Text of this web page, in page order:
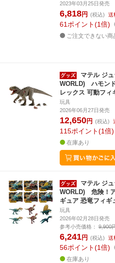
2023年03月25日発売
6,818円 (税込) 送
61 ポイント 1倍
ご注文できない商
マテル ジ
WORLD) ハモン
レックス 可動フ
玩具
2026年06月27日発売
12,650円 (税込)
115ポイント 1倍
在庫あり
マテル ジ
WORLD) 危険！
ギュア 恐竜フィ
玩具
2026年02月28日発売
参考小売価格：
9,900
6,241円 (税込) 送
56ポイント 1倍
在庫あり